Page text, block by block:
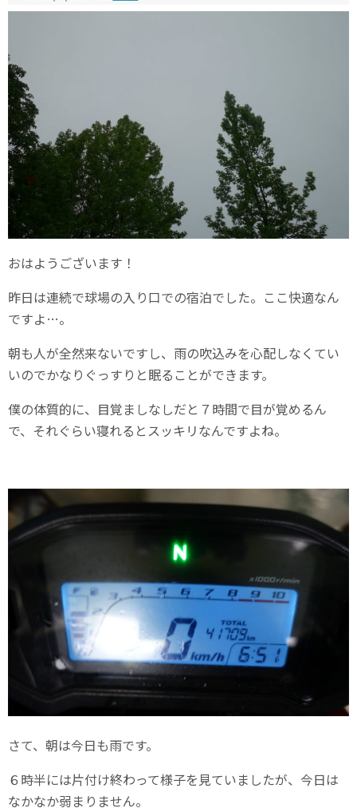
おはようございます！
昨日は連続で球場の入り口での宿泊でした。ここ快適なん
ですよ…。
朝も人が全然来ないですし、雨の吹込みを心配しなくてい
いのでかなりぐっすりと眠ることができます。
僕の体質的に、目覚ましなしだと７時間で目が覚めるん
で、それぐらい寝れるとスッキリなんですよね。
さて、朝は今日も雨です。
６時半には片付け終わって様子を見ていましたが、今日は
なかなか弱まりません。